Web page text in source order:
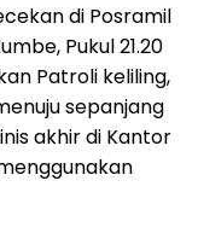
di Posramil
Pukul 21.20
Patroli keliling,
sepanjang
akhir di Kantor